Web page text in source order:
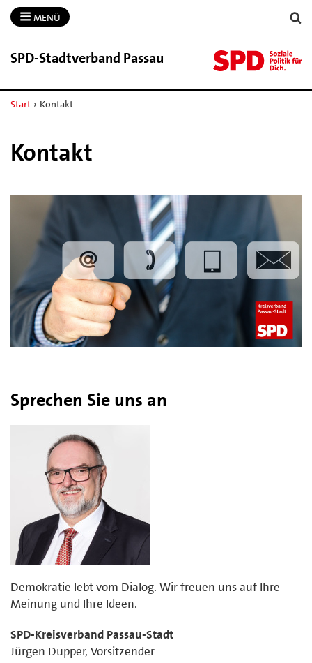
MENÜ
SPD-​Stadtverband Passau
Start › Kontakt
Kontakt
Sprechen Sie uns an
Demokratie lebt vom Dialog. Wir freuen uns auf Ihre
Meinung und Ihre Ideen.
SPD-Kreisverband Passau-Stadt
Jürgen Dupper, Vorsitzender